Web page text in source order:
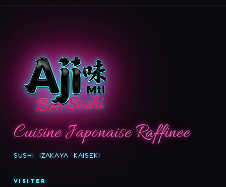
Cuisine Japonaise Raffinee
SUSHI · IZAKAYA · KAISEKI
VISITER